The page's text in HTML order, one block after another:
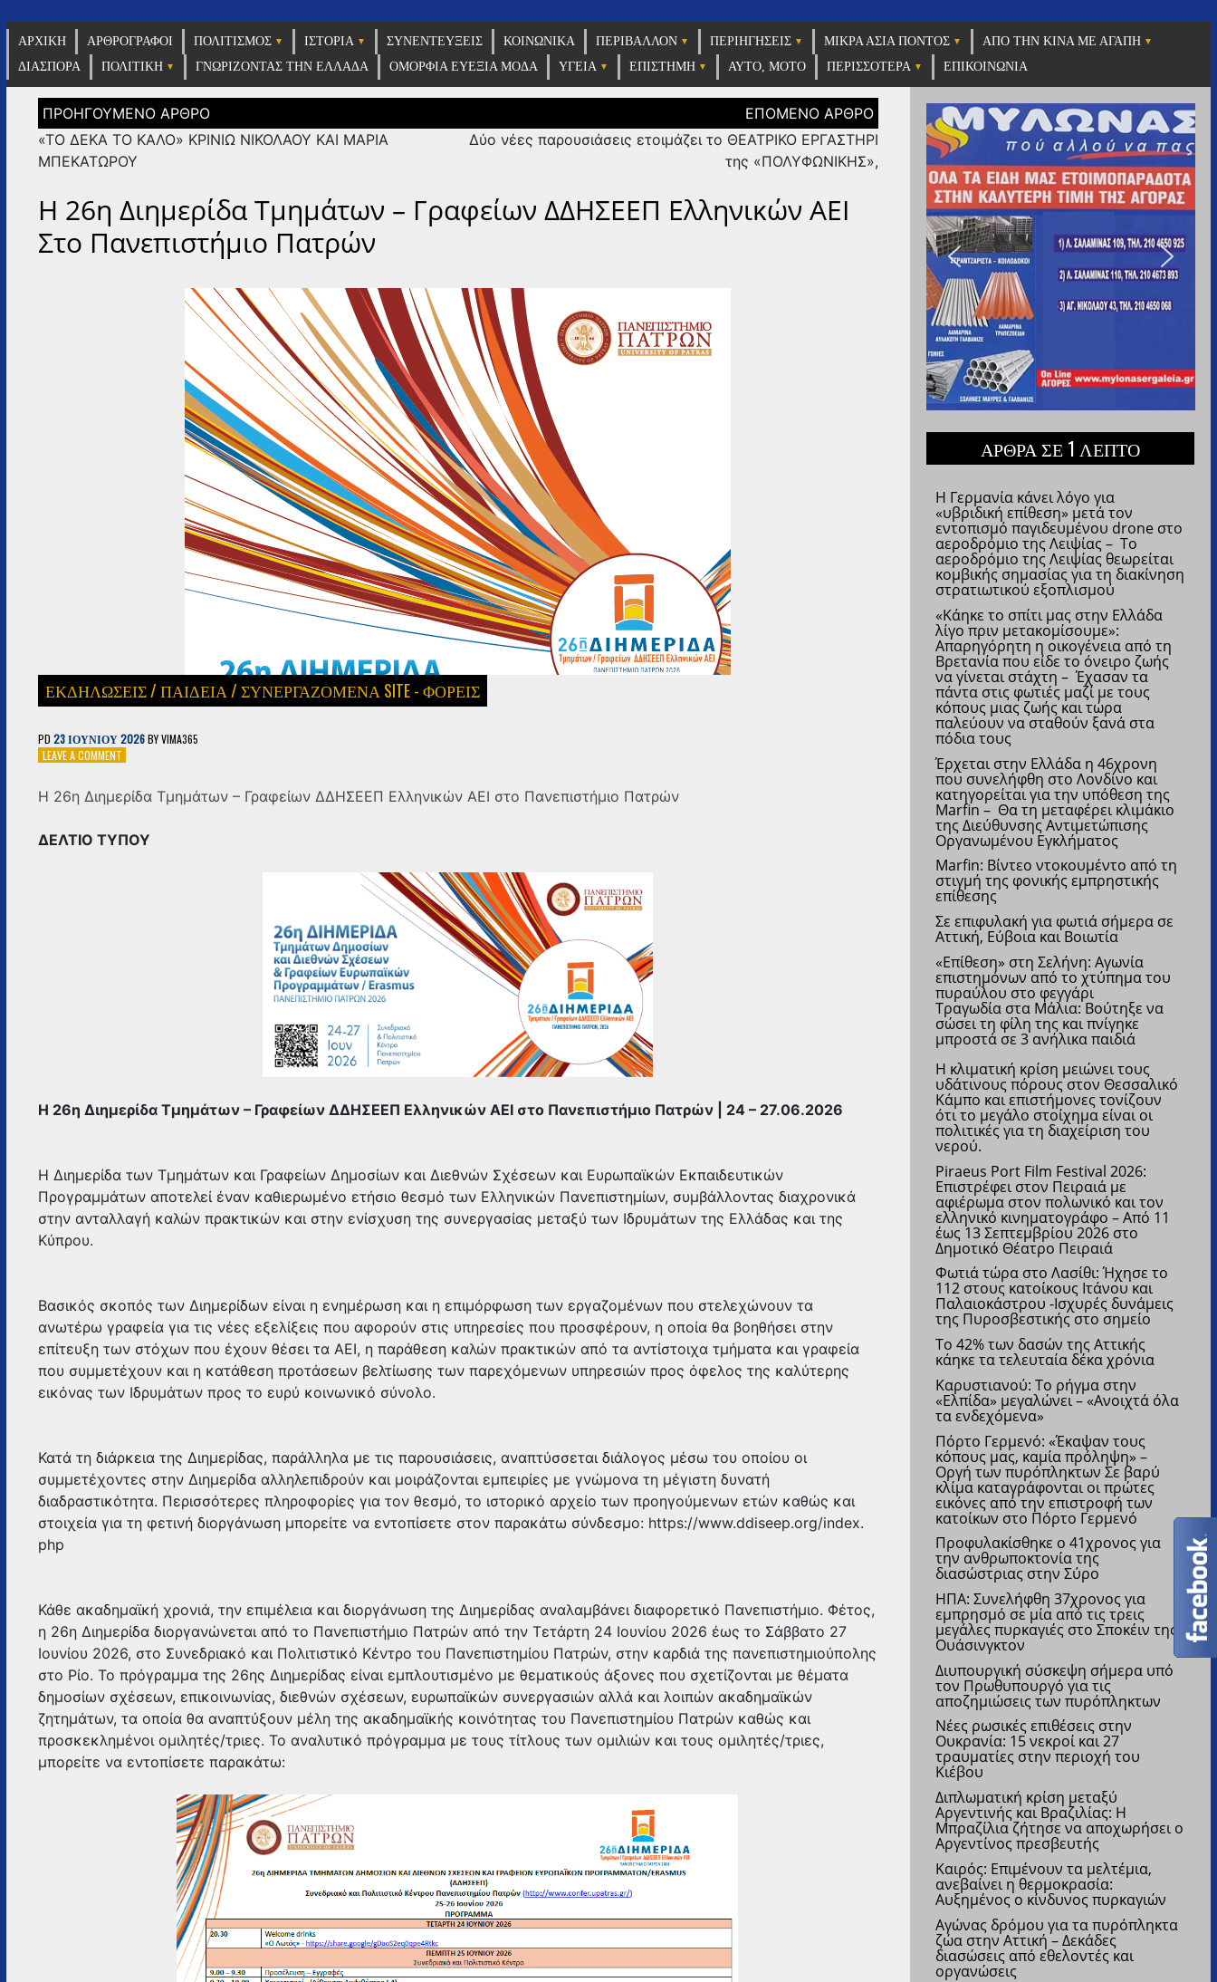
vima365
Η εφημερίδα σας press
ΑΡΧΙΚΗ ΑΡΘΡΟΓΡΑΦΟΙ ΠΟΛΙΤΙΣΜΟΣ ΙΣΤΟΡΙΑ ΣΥΝΕΝΤΕΎΞΕΙΣ ΚΟΙΝΩΝΙΚΑ ΠΕΡΙΒΑΛΛΟΝ ΠΕΡΙΗΓΗΣΕΙΣ ΜΙΚΡΑ ΑΣΙΑ ΠΟΝΤΟΣ
ΑΠΟ ΤΗΝ ΚΙΝΑ ΜΕ ΑΓΑΠΗ
ΔΙΑΣΠΟΡΑ
ΠΟΛΙΤΙΚΗ ΓΝΩΡΙΖΟΝΤΑΣ ΤΗΝ ΕΛΛΑΔΑ ΟΜΟΡΦΙΑ ΕΥΕΞΙΑ ΜΟΔΑ ΥΓΕΙΑ ΕΠΙΣΤΗΜΗ ΑΥΤΟ, ΜΟΤΟ ΠΕΡΙΣΣΟΤΕΡΑ ΕΠΙΚΟΙΝΩΝΙΑ
Πλοήγηση
άρθρων
«ΤΟ ΔΕΚΑ ΤΟ ΚΑΛΟ» KΡΙΝΙΩ ΝΙΚΟΛΑΟΥ ΚΑΙ ΜΑΡΙΑ
ΜΠΕΚΑΤΩΡΟΥ
Δύο νέες παρουσιάσεις ετοιμάζει το ΘΕΑΤΡΙΚΟ ΕΡΓΑΣΤΗΡΙ
της «ΠΟΛΥΦΩΝΙΚΗΣ»,
Η 26η Διημερίδα Τμημάτων – Γραφείων ΔΔΗΣΕΕΠ Ελληνικών ΑΕΙ
Στο Πανεπιστήμιο Πατρών
ΕΚΔΗΛΩΣΕΙΣ/ΠΑΙΔΕΊΑ /ΣΥΝΕΡΓΑΖΟΜΕΝΑ SITE - ΦΟΡΕΙΣ
PD 23 ΙΟΥΝΊΟΥ 2026BYVIMA365
LEAVE A COMMENTON
26Η
ΔΙΗΜΕΡΊΔΑ
–
Η 26η Διημερίδα Τμημάτων – Γραφείων ΔΔΗΣΕΕΠ Ελληνικών ΑΕΙ στο Πανεπιστήμιο Πατρών
ΔΕΛΤΙΟ ΤΥΠΟΥ
Η 26η Διημερίδα Τμημάτων – Γραφείων ΔΔΗΣΕΕΠ Ελληνικών ΑΕΙ στο Πανεπιστήμιο Πατρών | 24 – 27.06.2026
Η Διημερίδα των Τμημάτων και Γραφείων Δημοσίων και Διεθνών Σχέσεων και Ευρωπαϊκών Εκπαιδευτικών
Προγραμμάτων αποτελεί έναν καθιερωμένο ετήσιο θεσμό των Ελληνικών Πανεπιστημίων, συμβάλλοντας διαχρονικά
στην ανταλλαγή καλών πρακτικών και στην ενίσχυση της συνεργασίας μεταξύ των Ιδρυμάτων της Ελλάδας και της
Κύπρου.
Βασικός σκοπός των Διημερίδων είναι η ενημέρωση και η επιμόρφωση των εργαζομένων που στελεχώνουν τα
ανωτέρω γραφεία για τις νέες εξελίξεις που αφορούν στις υπηρεσίες που προσφέρουν, η οποία θα βοηθήσει στην
επίτευξη των στόχων που έχουν θέσει τα ΑΕΙ, η παράθεση καλών πρακτικών από τα αντίστοιχα τμήματα και γραφεία
που συμμετέχουν και η κατάθεση προτάσεων βελτίωσης των παρεχόμενων υπηρεσιών προς όφελος της καλύτερης
εικόνας των Ιδρυμάτων προς το ευρύ κοινωνικό σύνολο.
Κατά τη διάρκεια της Διημερίδας, παράλληλα με τις παρουσιάσεις, αναπτύσσεται διάλογος μέσω του οποίου οι
συμμετέχοντες στην Διημερίδα αλληλεπιδρούν και μοιράζονται εμπειρίες με γνώμονα τη μέγιστη δυνατή
διαδραστικότητα. Περισσότερες πληροφορίες για τον θεσμό, το ιστορικό αρχείο των προηγούμενων ετών καθώς και
στοιχεία για τη φετινή διοργάνωση μπορείτε να εντοπίσετε στον παρακάτω σύνδεσμο: https://www.ddiseep.org/index.
php
Κάθε ακαδημαϊκή χρονιά, την επιμέλεια και διοργάνωση της Διημερίδας αναλαμβάνει διαφορετικό Πανεπιστήμιο. Φέτος,
η 26η Διημερίδα διοργανώνεται από το Πανεπιστήμιο Πατρών από την Τετάρτη 24 Ιουνίου 2026 έως το Σάββατο 27
Ιουνίου 2026, στο Συνεδριακό και Πολιτιστικό Κέντρο του Πανεπιστημίου Πατρών, στην καρδιά της πανεπιστημιούπολης
στο Ρίο. Το πρόγραμμα της 26ης Διημερίδας είναι εμπλουτισμένο με θεματικούς άξονες που σχετίζονται με θέματα
δημοσίων σχέσεων, επικοινωνίας, διεθνών σχέσεων, ευρωπαϊκών συνεργασιών αλλά και λοιπών ακαδημαϊκών
ζητημάτων, τα οποία θα αναπτύξουν μέλη της ακαδημαϊκής κοινότητας του Πανεπιστημίου Πατρών καθώς και
προσκεκλημένοι ομιλητές/τριες. Το αναλυτικό πρόγραμμα με τους τίτλους των ομιλιών και τους ομιλητές/τριες,
μπορείτε να εντοπίσετε παρακάτω:
ΑΡΘΡΑ ΣΕ 1 ΛΕΠΤΟ
Η Γερμανία κάνει λόγο για
«υβριδική επίθεση» μετά τον
εντοπισμό παγιδευμένου drone στο
αεροδρόμιο της Λειψίας – Το
αεροδρόμιο της Λειψίας θεωρείται
κομβικής σημασίας για τη διακίνηση
στρατιωτικού εξοπλισμού
«Κάηκε το σπίτι μας στην Ελλάδα
λίγο πριν μετακομίσουμε»:
Απαρηγόρητη η οικογένεια από τη
Βρετανία που είδε το όνειρο ζωής
να γίνεται στάχτη – Έχασαν τα
πάντα στις φωτιές μαζί με τους
κόπους μιας ζωής και τώρα
παλεύουν να σταθούν ξανά στα
πόδια τους
Έρχεται στην Ελλάδα η 46χρονη
που συνελήφθη στο Λονδίνο και
κατηγορείται για την υπόθεση της
Marfin – Θα τη μεταφέρει κλιμάκιο
της Διεύθυνσης Αντιμετώπισης
Οργανωμένου Εγκλήματος
Marfin: Βίντεο ντοκουμέντο από τη
στιγμή της φονικής εμπρηστικής
επίθεσης
Σε επιφυλακή για φωτιά σήμερα σε
Αττική, Εύβοια και Βοιωτία
«Επίθεση» στη Σελήνη: Αγωνία
επιστημόνων από το χτύπημα του
πυραύλου στο φεγγάρι
Τραγωδία στα Μάλια: Βούτηξε να
σώσει τη φίλη της και πνίγηκε
μπροστά σε 3 ανήλικα παιδιά
Η κλιματική κρίση μειώνει τους
υδάτινους πόρους στον Θεσσαλικό
Κάμπο και επιστήμονες τονίζουν
ότι το μεγάλο στοίχημα είναι οι
πολιτικές για τη διαχείριση του
νερού.
Piraeus Port Film Festival 2026:
Επιστρέφει στον Πειραιά με
αφιέρωμα στον πολωνικό και τον
ελληνικό κινηματογράφο –Από 11
έως 13 Σεπτεμβρίου 2026 στο
Δημοτικό Θέατρο Πειραιά
Φωτιά τώρα στο Λασίθι: Ήχησε το
112 στους κατοίκους Ιτάνου και
Παλαιοκάστρου -Ισχυρές δυνάμεις
της Πυροσβεστικής στο σημείο
Το 42% των δασών της Αττικής
κάηκε τα τελευταία δέκα χρόνια
Καρυστιανού: Το ρήγμα στην
«Ελπίδα» μεγαλώνει – «Ανοιχτά όλα
τα ενδεχόμενα»
Πόρτο Γερμενό: «Έκαψαν τους
κόπους μας, καμία πρόληψη» –
Οργή των πυρόπληκτων Σε βαρύ
κλίμα καταγράφονται οι πρώτες
εικόνες από την επιστροφή των
κατοίκων στο Πόρτο Γερμενό
Προφυλακίσθηκε ο 41χρονος για
την ανθρωποκτονία της
διασώστριας στην Σύρο
ΗΠΑ: Συνελήφθη 37χρονος για
εμπρησμό σε μία από τις τρεις
μεγάλες πυρκαγιές στο Σποκέιν της
Ουάσινγκτον
Διυπουργική σύσκεψη σήμερα υπό
τον Πρωθυπουργό για τις
αποζημιώσεις των πυρόπληκτων
Νέες ρωσικές επιθέσεις στην
Ουκρανία: 15 νεκροί και 27
τραυματίες στην περιοχή του
Κιέβου
Διπλωματική κρίση μεταξύ
Αργεντινής και Βραζιλίας: Η
Μπραζίλια ζήτησε να αποχωρήσει ο
Αργεντίνος πρεσβευτής
Kαιρός: Επιμένουν τα μελτέμια,
ανεβαίνει η θερμοκρασία:
Αυξημένος ο κίνδυνος πυρκαγιών
Αγώνας δρόμου για τα πυρόπληκτα
ζώα στην Αττική – Δεκάδες
διασώσεις από εθελοντές και
οργανώσεις